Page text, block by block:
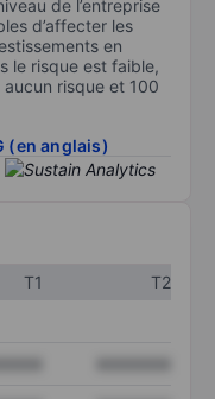
de l’entreprise
d’affecter les
en
le risque est faible,
risque et 100
(en anglais)
T1
T2